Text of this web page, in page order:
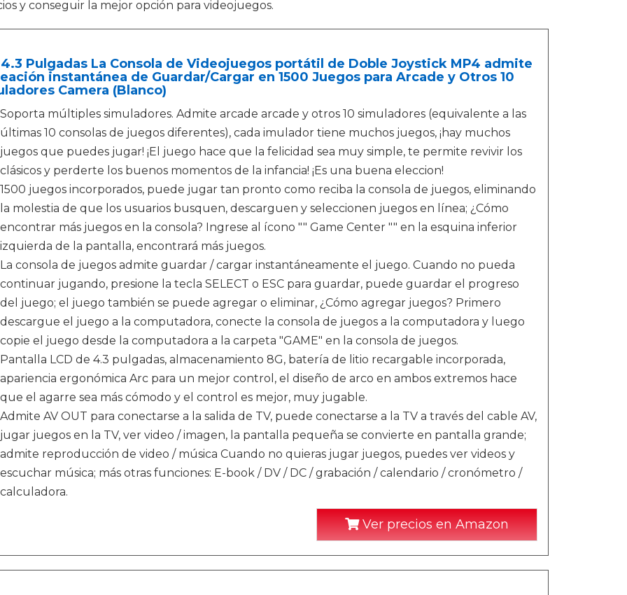
y conseguir la mejor opción para videojuegos.
4.3 Pulgadas La Consola de Videojuegos portátil de Doble Joystick MP4 admite
instantánea de Guardar/Cargar en 1500 Juegos para Arcade y Otros 10
Camera (Blanco)
Soporta múltiples simuladores. Admite arcade arcade y otros 10 simuladores (equivalente a las
últimas 10 consolas de juegos diferentes), cada imulador tiene muchos juegos, ¡hay muchos
juegos que puedes jugar! ¡El juego hace que la felicidad sea muy simple, te permite revivir los
clásicos y perderte los buenos momentos de la infancia! ¡Es una buena eleccion!
1500 juegos incorporados, puede jugar tan pronto como reciba la consola de juegos, eliminando
la molestia de que los usuarios busquen, descarguen y seleccionen juegos en línea; ¿Cómo
encontrar más juegos en la consola? Ingrese al ícono "" Game Center "" en la esquina inferior
izquierda de la pantalla, encontrará más juegos.
La consola de juegos admite guardar / cargar instantáneamente el juego. Cuando no pueda
continuar jugando, presione la tecla SELECT o ESC para guardar, puede guardar el progreso
del juego; el juego también se puede agregar o eliminar, ¿Cómo agregar juegos? Primero
descargue el juego a la computadora, conecte la consola de juegos a la computadora y luego
copie el juego desde la computadora a la carpeta "GAME" en la consola de juegos.
Pantalla LCD de 4.3 pulgadas, almacenamiento 8G, batería de litio recargable incorporada,
apariencia ergonómica Arc para un mejor control, el diseño de arco en ambos extremos hace
que el agarre sea más cómodo y el control es mejor, muy jugable.
Admite AV OUT para conectarse a la salida de TV, puede conectarse a la TV a través del cable AV,
jugar juegos en la TV, ver video / imagen, la pantalla pequeña se convierte en pantalla grande;
admite reproducción de video / música Cuando no quieras jugar juegos, puedes ver videos y
escuchar música; más otras funciones: E-book / DV / DC / grabación / calendario / cronómetro /
calculadora.
Ver precios en Amazon